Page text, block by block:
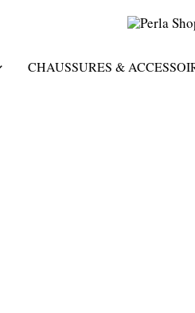
CHAUSSURES &